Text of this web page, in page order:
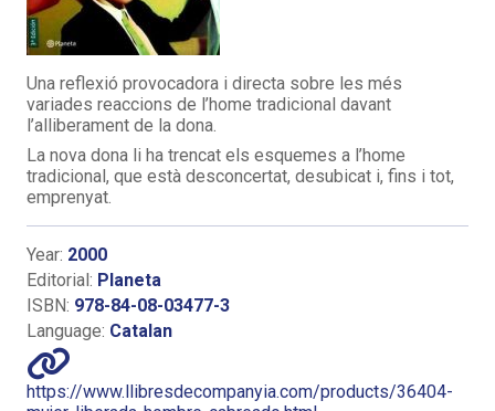
Una reflexió provocadora i directa sobre les més
variades reaccions de l’home tradicional davant
l’alliberament de la dona.
La nova dona li ha trencat els esquemes a l’home
tradicional, que està desconcertat, desubicat i, fins i tot,
emprenyat.
Year: 2000
Editorial: Planeta
ISBN: 978-84-08-03477-3
Language: Catalan
https://www.llibresdecompanyia.com/products/36404-